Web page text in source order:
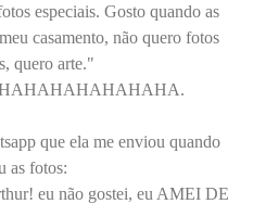
especiais. Gosto quando as
casamento, não quero fotos
quero arte."
HAHAHAHAHAHAHA.
que ela me enviou quando
as fotos:
eu não gostei, eu AMEI DE